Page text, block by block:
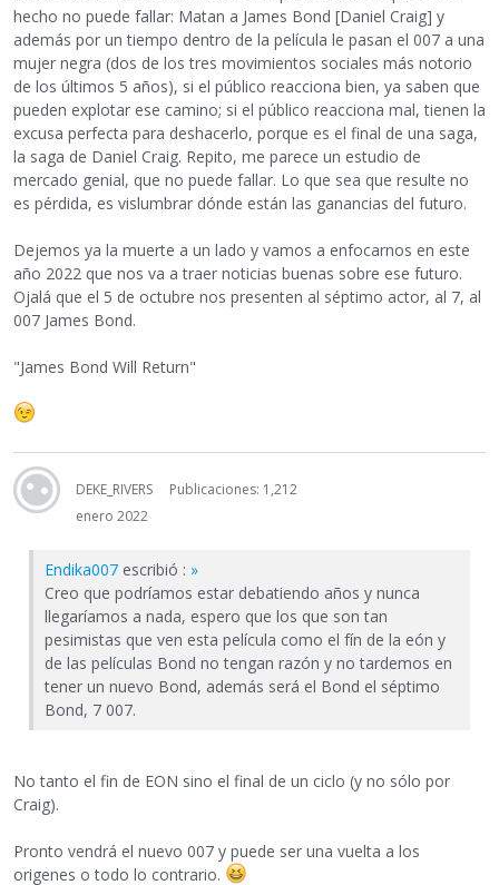
hecho no puede fallar: Matan a James Bond [Daniel Craig] y
además por un tiempo dentro de la película le pasan el 007 a una
mujer negra (dos de los tres movimientos sociales más notorio
de los últimos 5 años), si el público reacciona bien, ya saben que
pueden explotar ese camino; si el público reacciona mal, tienen la
excusa perfecta para deshacerlo, porque es el final de una saga,
la saga de Daniel Craig. Repito, me parece un estudio de
mercado genial, que no puede fallar. Lo que sea que resulte no
es pérdida, es vislumbrar dónde están las ganancias del futuro.
Dejemos ya la muerte a un lado y vamos a enfocarnos en este
año 2022 que nos va a traer noticias buenas sobre ese futuro.
Ojalá que el 5 de octubre nos presenten al séptimo actor, al 7, al
007 James Bond.
"James Bond Will Return"
DEKE_RIVERS
Publicaciones: 1,212
enero 2022
Endika007 escribió : »
Creo que podríamos estar debatiendo años y nunca
llegaríamos a nada, espero que los que son tan
pesimistas que ven esta película como el fín de la eón y
de las películas Bond no tengan razón y no tardemos en
tener un nuevo Bond, además será el Bond el séptimo
Bond, 7 007.
No tanto el fin de EON sino el final de un ciclo (y no sólo por
Craig).
Pronto vendrá el nuevo 007 y puede ser una vuelta a los
origenes o todo lo contrario.